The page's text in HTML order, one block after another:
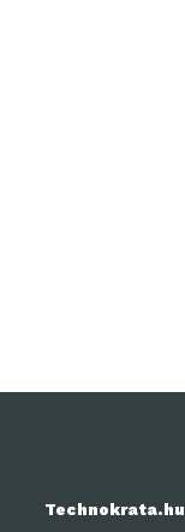
Technokrata.hu